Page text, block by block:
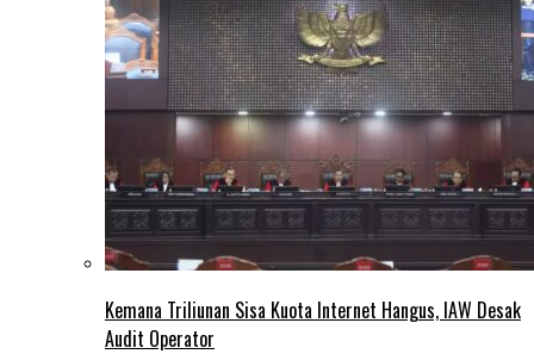
Kemana Triliunan Sisa Kuota Internet Hangus, IAW Desak
Audit Operator